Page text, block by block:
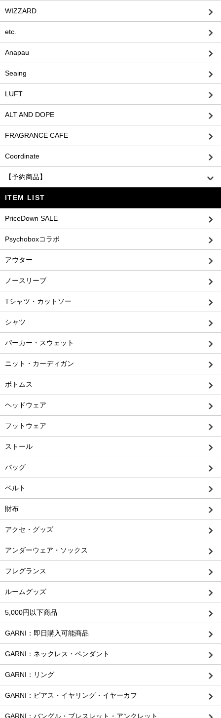
WIZZARD
etc.
Anapau
Seaing
LUFT
ALT AND DOPE
FRAGRANCE CAFE
Coordinate
【予約商品】
ITEM LIST
PriceDown SALE
Psychoboxコラボ
アウター
ノースリーブ
Tシャツ・カットソー
シャツ
パーカー・スウェット
ニット・カーディガン
ボトムス
ヘッドウェア
フットウェア
ストール
バッグ
ベルト
財布
アクセ・グッズ
アンダーウェア・ソックス
フレグランス
ルームグッズ
5,000円以下商品
GARNI：即日購入可能商品
GARNI：ネックレス・ペンダント
GARNI：リング
GARNI：ピアス・イヤリング・イヤーカフ
GARNI：バングル・ブレスレット・アンクレット